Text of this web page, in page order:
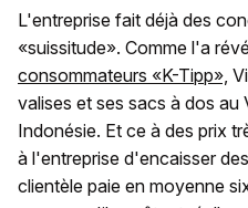
L'entreprise fait déjà des
«suissitude». Comme l'a
consommateurs «K-Tipp»,
valises et ses sacs à dos au
Indonésie. Et ce à des prix
à l'entreprise d'encaisser
clientèle paie en moyenne